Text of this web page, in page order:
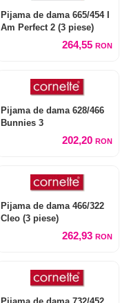
Pijama de dama 665/454 I
Am Perfect 2 (3 piese)
264,55 RON
Pijama de dama 628/466
Bunnies 3
202,20 RON
Pijama de dama 466/322
Cleo (3 piese)
262,93 RON